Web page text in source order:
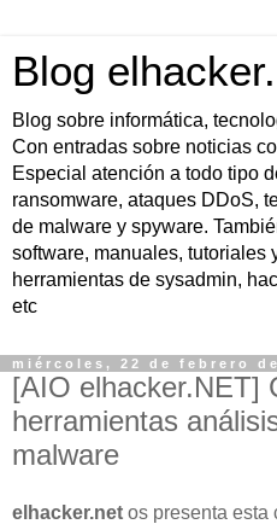
Blog
Blog sobre informática,
Con entradas sobre noticias
Especial atención a todo tipo
ransomware, ataques DDoS,
de malware y spyware.
software, manuales, tutoriales
herramientas de sysadmin,
etc
miércoles, 22 de febrero
[AIO elhacker.NET]
herramientas
malware
elhacker.net os presenta esta